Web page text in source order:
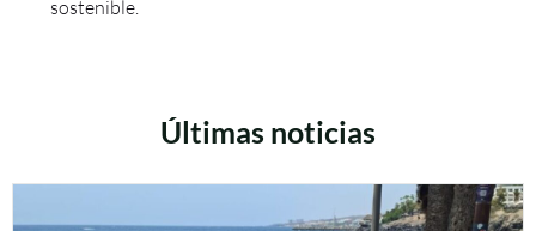
sostenible.
Últimas noticias